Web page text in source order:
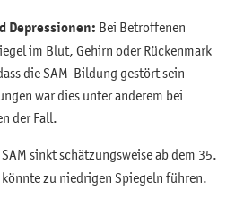
Depressionen: Bei Betroffenen
im Blut, Gehirn oder Rückenmark
die SAM-Bildung gestört sein
war dies unter anderem bei
der Fall.
sinkt schätzungsweise ab dem 35.
zu niedrigen Spiegeln führen.